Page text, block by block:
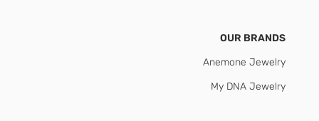
OUR BRANDS
Anemone Jewelry
My DNA Jewelry